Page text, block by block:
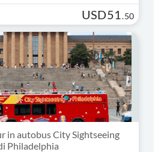
USD51 .50
in autobus City Sightseeing
Philadelphia